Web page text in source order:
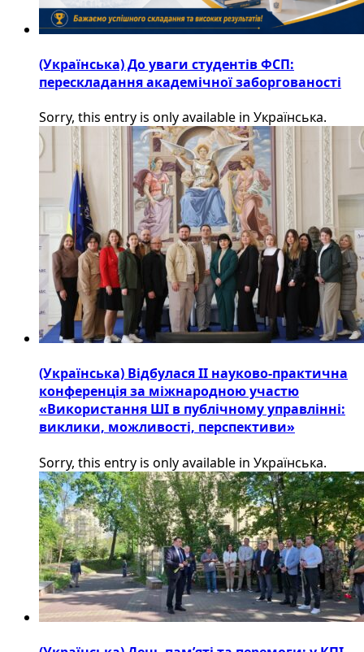
(Українська) До уваги студентів ФСП:
перескладання академічної заборгованості
Sorry, this entry is only available in Українська.
(Українська) Відбулася ІІ науково-практична
конференція за міжнародною участю
«Використання ШІ в публічному управлінні:
виклики, можливості, перспективи»
Sorry, this entry is only available in Українська.